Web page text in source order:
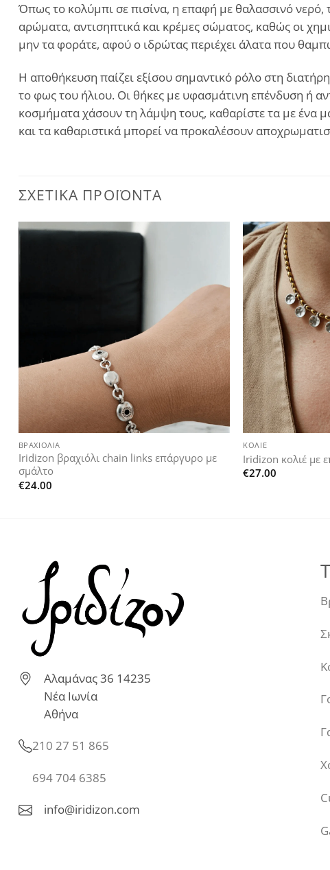
Όπως το κολύμπι σε πισίνα, η επαφή με θαλασσινό νερό,
αρώματα, αντισηπτικά και κρέμες σώματος, καθώς οι
μην τα φοράτε, αφού ο ιδρώτας περιέχει άλατα που
Η αποθήκευση παίζει εξίσου σημαντικό ρόλο στη
το φως του ήλιου. Οι θήκες με υφασμάτινη επένδυση ή
κοσμήματα χάσουν τη λάμψη τους, καθαρίστε τα με ένα
και τα καθαριστικά μπορεί να προκαλέσουν
ΣΧΕΤΙΚΆ ΠΡΟΪΌΝΤΑ
ΒΡΑΧΙΌΛΙΑ
Iridizon βραχιόλι chain links επάργυρο με
σμάλτο
€24.00
+
ΚΟΛΙΈ
Iridizon κολιέ με
€27.00
Αλαμάνας 36 14235
Νέα Ιωνία
Αθήνα
210 27 51 865
694 704 6385
info@iridizon.com